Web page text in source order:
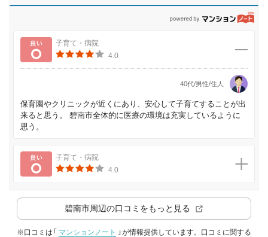
良い
子育て・病院
4.0
40代/男性/住人
保育園やクリニックが近くにあり、安心して子育てすることが出
来ると思う。 碧南市全体的に医療の環境は充実しているように
思う。
良い
子育て・病院
4.0
碧南市周辺の口コミをもっと見る
※口コミは「 マンションノート
」が情報提供しています。口コミに関する